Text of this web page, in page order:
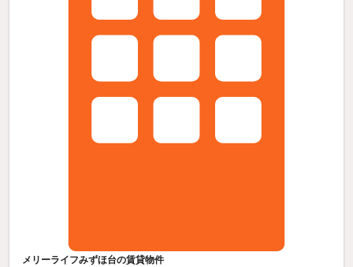
メリーライフみずほ台の賃貸物件